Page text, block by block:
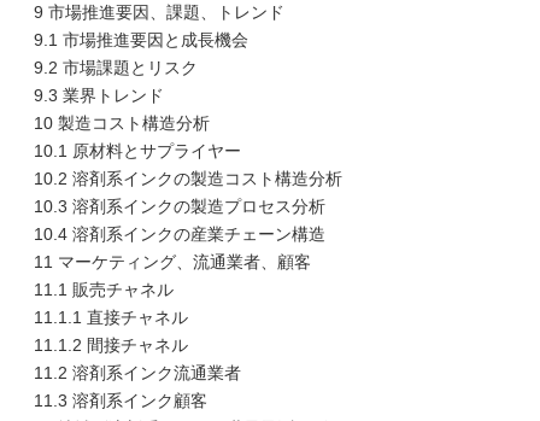
9 市場推進要因、課題、トレンド
9.1 市場推進要因と成長機会
9.2 市場課題とリスク
9.3 業界トレンド
10 製造コスト構造分析
10.1 原材料とサプライヤー
10.2 溶剤系インクの製造コスト構造分析
10.3 溶剤系インクの製造プロセス分析
10.4 溶剤系インクの産業チェーン構造
11 マーケティング、流通業者、顧客
11.1 販売チャネル
11.1.1 直接チャネル
11.1.2 間接チャネル
11.2 溶剤系インク流通業者
11.3 溶剤系インク顧客